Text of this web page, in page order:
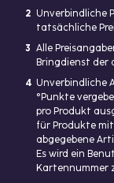
2 Unverbindliche
tatsächliche
3 Alle
Bringdienst der
4 Unverbindliche
°Punkte
pro Produkt
für Produkte mit
abgegebene
Es wird ein
Kartennummer